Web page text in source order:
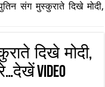
संग मुस्कुराते दिखे मोदी,
दिखे मोदी,
VIDEO